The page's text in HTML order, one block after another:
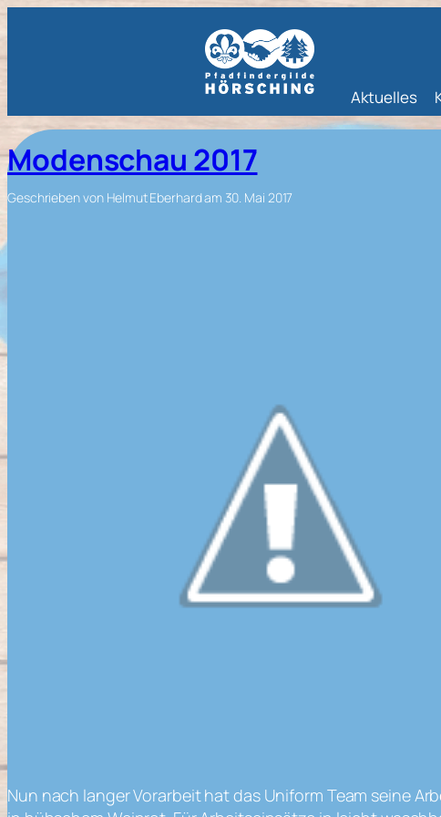
Aktuelles
Modenschau 2017
Geschrieben von Helmut Eberhardam 30. Mai 2017
Nun nach langer Vorarbeit hat das Uniform Team seine